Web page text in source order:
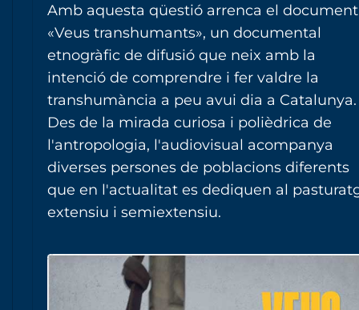
Amb aquesta qüestió arrenca el
«Veus transhumants», un documental
etnogràfic de difusió que neix amb la
intenció de comprendre i fer valdre la
transhumància a peu avui dia a Catalunya.
Des de la mirada curiosa i polièdrica de
l'antropologia, l'audiovisual acompanya
diverses persones de poblacions diferents
que en l'actualitat es dediquen al
extensiu i semiextensiu.